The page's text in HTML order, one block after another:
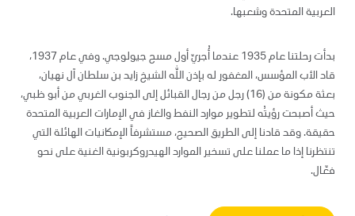
العربية المتحدة وشعبها.
بدأت رحلتنا عام 1935 عندما أُجريّ أول مسح جيولوجي. وفي عام 1937،
قاد الأب المؤسس، المغفور له بإذن الله الشيخ زايد بن سلطان آل نهيان،
بعثة مكونة من (16) رجل من رجال القبائل إلى الجنوب الغربي من أبو ظبي،
حيث أصبحت رؤيتُه لتطوير موارد النفط والغاز في الإمارات العربية المتحدة
حقيقة. وقد قادنا إلى الطريق الصحيح، مستشرفاً الإمكانيات الهائلة التي
تنتظرنا إذا ما عملنا على تسخير الموارد الهيدروكربونية الغنية على نحو
فعّال.